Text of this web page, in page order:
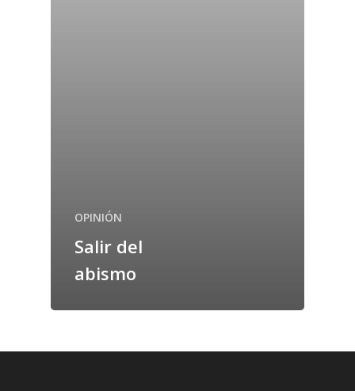
OPINIÓN
Salir del
abismo